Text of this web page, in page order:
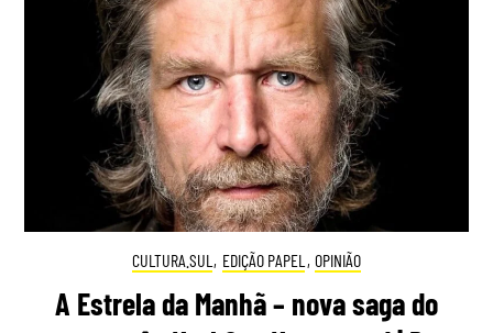
CULTURA.SUL , EDIÇÃO PAPEL , OPINIÃO
A Estrela da Manhã – nova saga do